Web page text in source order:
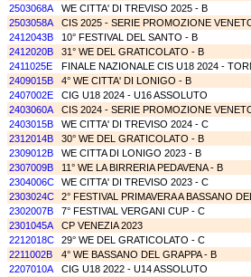
2503068A
WE CITTA' DI TREVISO 2025 - B
2503058A
CIS 2025 - SERIE PROMOZIONE
2412043B
10° FESTIVAL DEL SANTO - B
2412020B
31° WE DEL GRATICOLATO - B
2411025E
FINALE NAZIONALE CIS U18 2024 -
2409015B
4° WE CITTA' DI LONIGO - B
2407002E
CIG U18 2024 - U16 ASSOLUTO
2403060A
CIS 2024 - SERIE PROMOZIONE
2403015B
WE CITTA' DI TREVISO 2024 - C
2312014B
30° WE DEL GRATICOLATO - B
2309012B
WE CITTA DI LONIGO 2023 - B
2307009B
11° WE LA BIRRERIA PEDAVENA - B
2304006C
WE CITTA' DI TREVISO 2023 - C
2303024C
2° FESTIVAL PRIMAVERA A BASSANO
2302007B
7° FESTIVAL VERGANI CUP - C
2301045A
CP VENEZIA 2023
2212018C
29° WE DEL GRATICOLATO - C
2211002B
4° WE BASSANO DEL GRAPPA - B
2207010A
CIG U18 2022 - U14 ASSOLUTO